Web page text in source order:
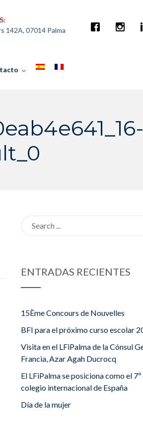
142A, 07014 Palma
ENTRADAS RECIENTES
15Ème Concours de Nouvelles
BFI para el próximo curso escolar
Visita en el LFiPalma de la Cónsul
Francia, Azar Agah Ducrocq
El LFiPalma se posiciona como el
colegio internacional de España
Día de la mujer